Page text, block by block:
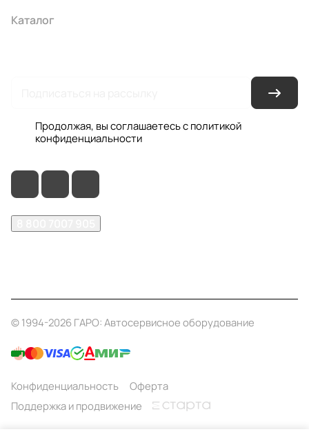
Каталог
Продолжая, вы соглашаетесь с политикой
конфиденциальности
© 1994-2026 ГАРО: Автосервисное оборудование
Конфиденциальность
Оферта
Поддержка и продвижение